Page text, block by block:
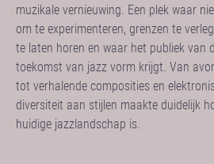
muzikale vernieuwing. Een plek waar
om te experimenteren, grenzen te
te laten horen en waar het publiek van
toekomst van jazz vorm krijgt. Van
tot verhalende composities en
diversiteit aan stijlen maakte duidelijk
huidige jazzlandschap is.